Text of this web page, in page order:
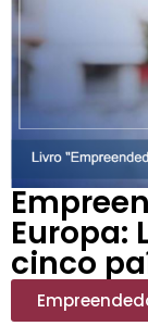
Europa:
cinco